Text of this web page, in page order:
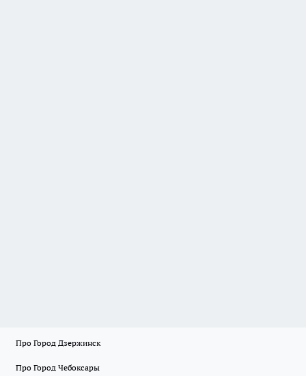
Про Город Дзержинск
Про Город Чебоксары